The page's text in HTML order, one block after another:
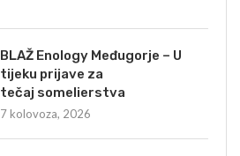
BLAŽ Enology Međugorje – U
tijeku prijave za
tečaj somelierstva
7 kolovoza, 2026